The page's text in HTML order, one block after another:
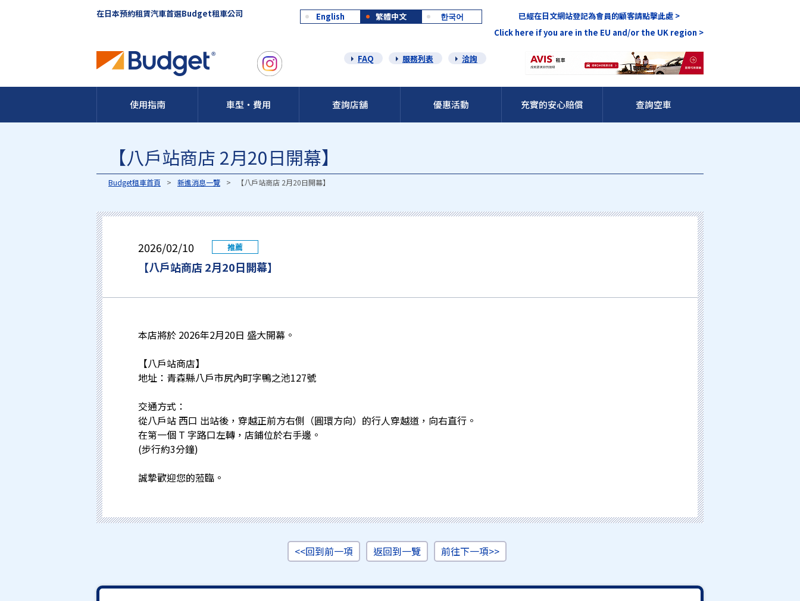
在日本預約租賃汽車首選Budget租車公司
已經在日文網站登記為會員的顧客請點擊此處 >
Click here if you are in the EU and/or the UK region >
English 繁體中文 한국어
FAQ 服務列表 洽詢
使用指南 車型・費用 查詢店舖 優惠活動 充實的安心賠償 查詢空車
【八戶站商店 2月20日開幕】
Budget租車首頁 新進消息一覽 【八戶站商店 2月20日開幕】
2026/02/10 推薦
【八戶站商店 2月20日開幕】
本店將於 2026年2月20日 盛大開幕。
【八戶站商店】
地址：青森縣八戶市尻內町字鴨之池127號
交通方式：
從八戶站 西口 出站後，穿越正前方右側（圓環方向）的行人穿越道，向右直行。
在第一個 T 字路口左轉，店鋪位於右手邊。
(步行約3分鐘)
誠摯歡迎您的蒞臨。
<<回到前一項 返回到一覽 前往下一項>>